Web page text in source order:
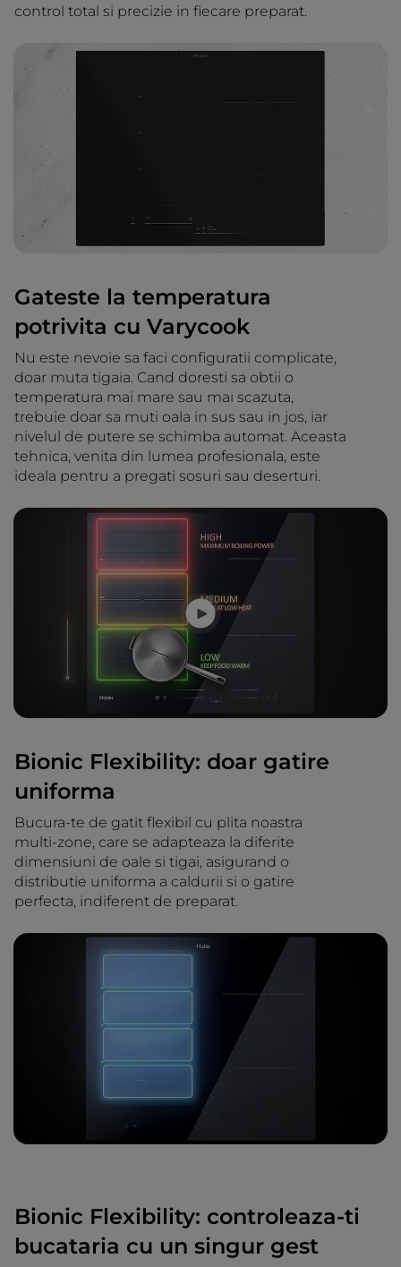
control total si precizie in fiecare preparat.
Gateste la temperatura
potrivita cu Varycook
Nu este nevoie sa faci configuratii complicate,
doar muta tigaia. Cand doresti sa obtii o
temperatura mai mare sau mai scazuta,
trebuie doar sa muti oala in sus sau in jos, iar
nivelul de putere se schimba automat. Aceasta
tehnica, venita din lumea profesionala, este
ideala pentru a pregati sosuri sau deserturi.
Bionic Flexibility: doar gatire
uniforma
Bucura-te de gatit flexibil cu plita noastra
multi-zone, care se adapteaza la diferite
dimensiuni de oale si tigai, asigurand o
distributie uniforma a caldurii si o gatire
perfecta, indiferent de preparat.
Bionic Flexibility: controleaza-ti
bucataria cu un singur gest